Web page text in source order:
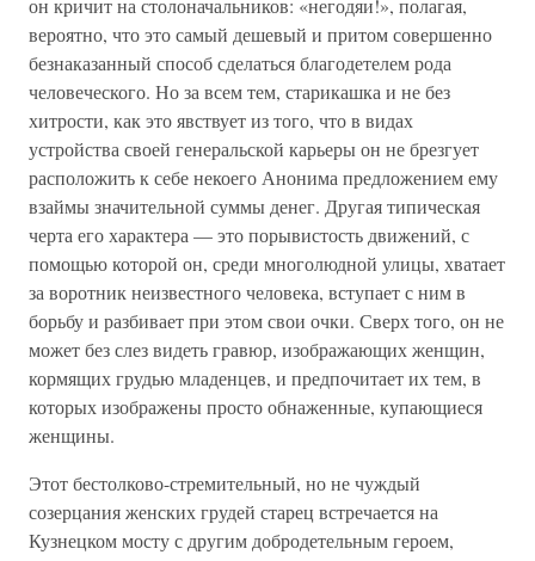
он кричит на столоначальников: «негодяи!», полагая,
вероятно, что это самый дешевый и притом совершенно
безнаказанный способ сделаться благодетелем рода
человеческого. Но за всем тем, старикашка и не без
хитрости, как это явствует из того, что в видах
устройства своей генеральской карьеры он не брезгует
расположить к себе некоего Анонима предложением ему
взаймы значительной суммы денег. Другая типическая
черта его характера — это порывистость движений, с
помощью которой он, среди многолюдной улицы, хватает
за воротник неизвестного человека, вступает с ним в
борьбу и разбивает при этом свои очки. Сверх того, он не
может без слез видеть гравюр, изображающих женщин,
кормящих грудью младенцев, и предпочитает их тем, в
которых изображены просто обнаженные, купающиеся
женщины.
Этот бестолково-стремительный, но не чуждый
созерцания женских грудей старец встречается на
Кузнецком мосту с другим добродетельным героем,